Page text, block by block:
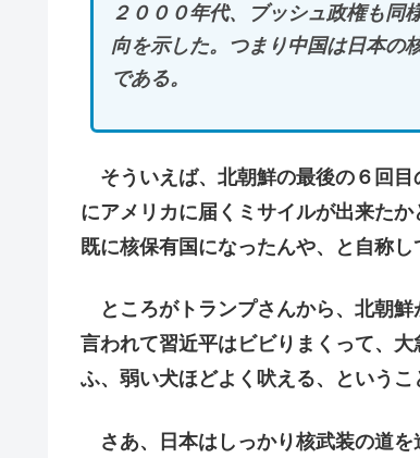
２０００年代、ブッシュ政権も同
向を示した。つまり中国は日本の
である。
そういえば、北朝鮮の最後の６回目
にアメリカに届くミサイルが出来た
既に核保有国になったんや、と自称し
ところがトランプさんから、北朝鮮
言われて習近平はビビりまくって、
ふ、弱い犬ほどよく吠える、というこ
さあ、日本はしっかり核武装の道を